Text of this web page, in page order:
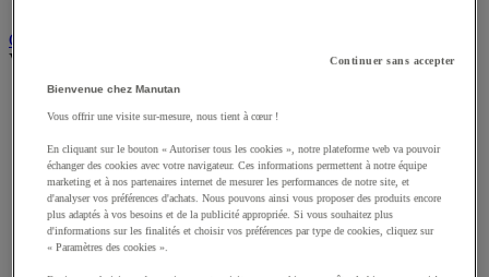
Convoyeur
Voir toute la catégorie
Accessoires pour convoyeur
Bille de manutention
Convoyeur extensible et mobile
Convoyeur motorisé à bande
Convoyeur pour palettes
Rail et barrette de manutention
Rouleau de manutention et galet pour convoyeur
Table à billes
Continuer sans accepter
Bienvenue chez Manutan
Vous offrir une visite sur-mesure, nous tient à cœur !
En cliquant sur le bouton « Autoriser tous les cookies », notre plateforme web va pouvoir
échanger des cookies avec votre navigateur. Ces informations permettent à notre équipe
marketing et à nos partenaires internet de mesurer les performances de notre site, et
d'analyser vos préférences d'achats. Nous pouvons ainsi vous proposer des produits encore
plus adaptés à vos besoins et de la publicité appropriée. Si vous souhaitez plus
d'informations sur les finalités et choisir vos préférences par type de cookies, cliquez sur
« Paramètres des cookies ».